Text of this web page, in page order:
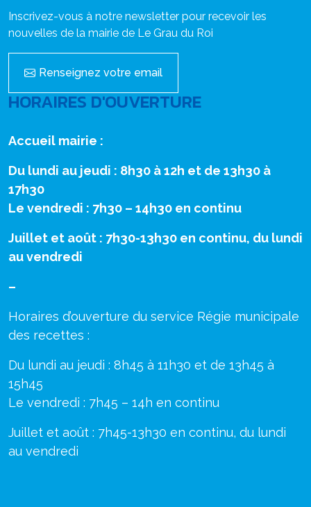
Inscrivez-vous à notre newsletter pour recevoir les
nouvelles de la mairie de Le Grau du Roi
Renseignez votre email
HORAIRES D'OUVERTURE
Accueil mairie :
Du lundi au jeudi : 8h30 à 12h et de 13h30 à
17h30
Le vendredi : 7h30 – 14h30 en continu
Juillet et août : 7h30-13h30 en continu, du lundi
au vendredi
–
Horaires d’ouverture du service Régie municipale
des recettes :
Du lundi au jeudi : 8h45 à 11h30 et de 13h45 à
15h45
Le vendredi : 7h45 – 14h en continu
Juillet et août : 7h45-13h30 en continu, du lundi
au vendredi